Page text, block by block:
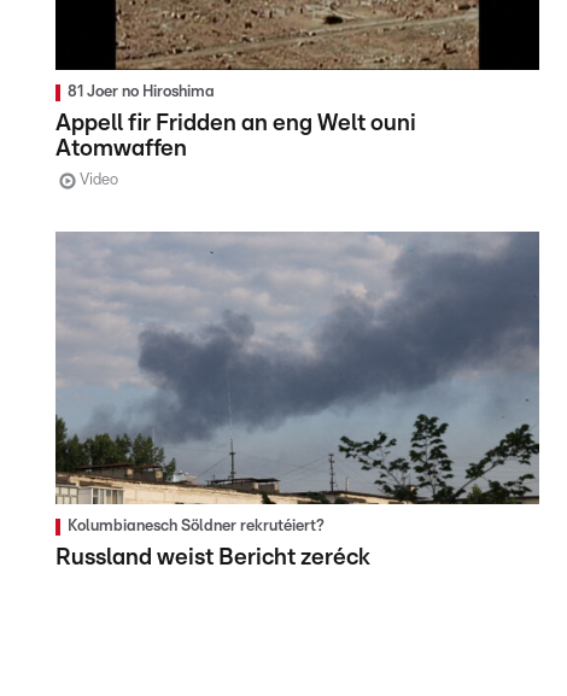
81 Joer no Hiroshima
Appell fir Fridden an eng Welt ouni
Atomwaffen
Video
Kolumbianesch Söldner rekrutéiert?
Russland weist Bericht zeréck